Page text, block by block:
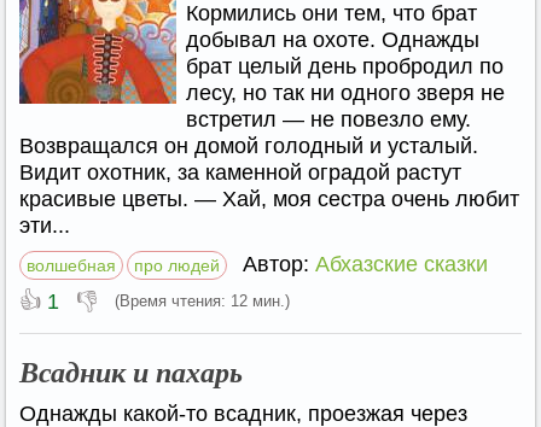
Кормились они тем, что брат
добывал на охоте. Однажды
брат целый день пробродил по
лесу, но так ни одного зверя не
встретил — не повезло ему.
Возвращался он домой голодный и усталый.
Видит охотник, за каменной оградой растут
красивые цветы. — Хай, моя сестра очень любит
эти...
волшебная про людей Автор: Абхазские сказки
👍 1 👎 (Время чтения: 12 мин.)
Всадник и пахарь
Однажды какой-то всадник, проезжая через